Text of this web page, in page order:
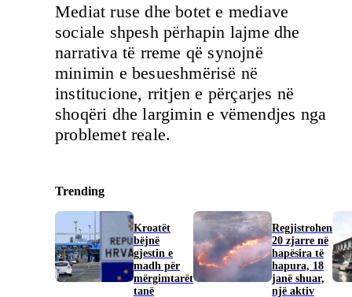
Mediat ruse dhe botet e mediave
sociale shpesh përhapin lajme dhe
narrativa të rreme që synojnë
minimin e besueshmërisë në
institucione, rritjen e përçarjes në
shoqëri dhe largimin e vëmendjes nga
problemet reale.
Trending
Kroatët
bëjnë
gjestin e
madh për
mërgimtarët
tanë
Regjistrohen
20 zjarre në
hapësira të
hapura, 18
janë shuar,
një aktiv